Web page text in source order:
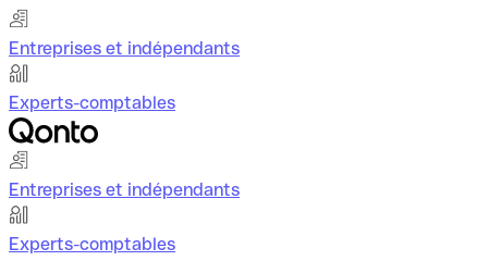
Entreprises et indépendants
Experts-comptables
Entreprises et indépendants
Experts-comptables